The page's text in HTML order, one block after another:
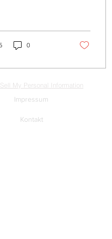
0
My Personal Information
Impressum
Kontakt